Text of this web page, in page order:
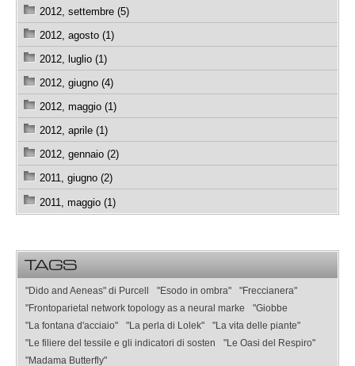
2012, settembre (5)
2012, agosto (1)
2012, luglio (1)
2012, giugno (4)
2012, maggio (1)
2012, aprile (1)
2012, gennaio (2)
2011, giugno (2)
2011, maggio (1)
TAGS
"Dido and Aeneas" di Purcell "Esodo in ombra"
"Freccianera"
"Frontoparietal network topology as a neural marke
"Giobbe
"La fontana d'acciaio"
"La perla di Lolek"
"La vita delle piante"
"Le filiere del tessile e gli indicatori di sosten
"Le Oasi del Respiro"
"Madama Butterfly"